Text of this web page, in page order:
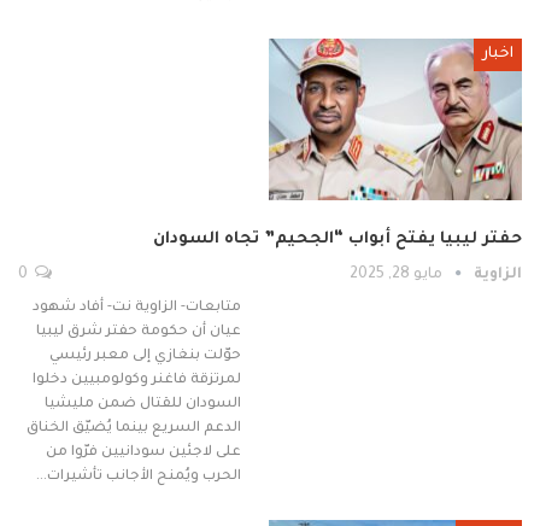
اخبار
حفتر ليبيا يفتح أبواب “الجحيم” تجاه السودان
الزاوية مايو 28, 2025
متابعات- الزاوية نت- أفاد شهود
عيان أن حكومة حفتر شرق ليبيا
حوّلت بنغازي إلى معبر رئيسي
لمرتزقة فاغنر وكولومبيين دخلوا
السودان للقتال ضمن مليشيا
الدعم السريع بينما يُضيّق الخناق
على لاجئين سودانيين فرّوا من
الحرب ويُمنح الأجانب تأشيرات…